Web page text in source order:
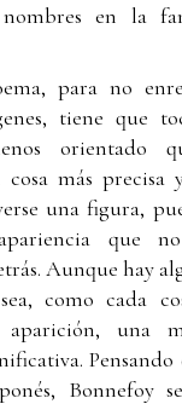
en la
para no
tiene que
orientado
cosa más precisa
una figura,
que
Aunque hay
como cada
aparición, una
Pensando
Bonnefoy